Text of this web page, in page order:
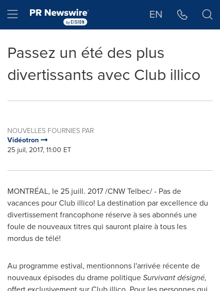
Hamburger menu EN
Passez un été des plus
divertissants avec Club illico
NOUVELLES FOURNIES PAR
Vidéotron
25 juil, 2017, 11:00 ET
MONTRÉAL, le 25 juill. 2017 /CNW Telbec/ - Pas de
vacances pour Club illico! La destination par excellence du
divertissement francophone réserve à ses abonnés une
foule de nouveaux titres qui sauront plaire à tous les
mordus de télé!
Au programme estival, mentionnons l'arrivée récente de
nouveaux épisodes du drame politiqueSurvivant désigné,